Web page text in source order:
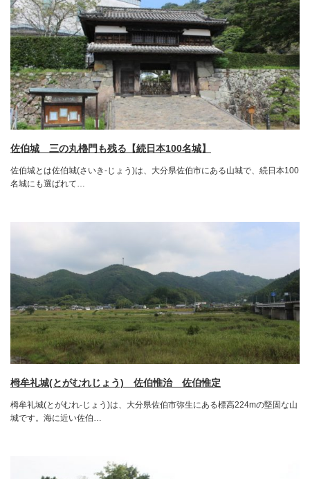
佐伯城 三の丸櫓門も残る【続日本100名城】
佐伯城とは佐伯城(さいき-じょう)は、大分県佐伯市にある山城で、続日本100
名城にも選ばれて…
栂牟礼城(とがむれじょう) 佐伯惟治 佐伯惟定
栂牟礼城(とがむれ-じょう)は、大分県佐伯市弥生にある標高224mの堅固な山
城です。海に近い佐伯…